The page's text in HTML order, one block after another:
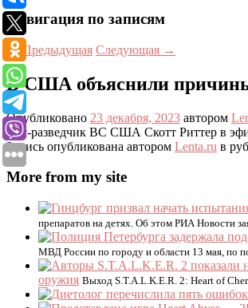
Навигация по записям
←Предыдущая Следующая →
В США объяснили причины
Опубликовано 23 декабря, 2023 автором
Экс-разведчик ВС США Скотт Риттер в
Запись опубликована автором Lenta.ru в
More from my site
препаратов на детях. Об этом РИА Новости
МВД России по городу и области 13 мая, по
оружия Выход S.T.A.L.K.E.R. 2: Heart of